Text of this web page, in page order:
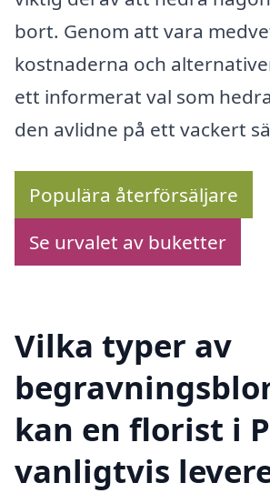
bort. Genom att vara
kostnaderna och
ett informerat val som
den avlidne på ett vackert
Populära återförsäljare
Se urvalet av buketter
Vilka typer av
kan en florist i
vanligtvis